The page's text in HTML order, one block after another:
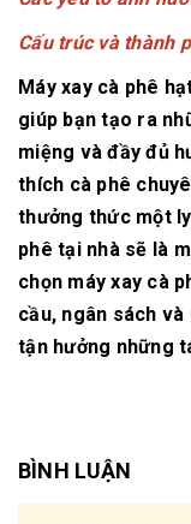
Cấu trúc và thành
Máy xay cà phê
giúp bạn tạo ra
miệng và đầy đủ
thích cà phê
thưởng thức một
phê tại nhà sẽ là
chọn máy xay cà
cầu, ngân sách
tận hưởng những
BÌNH LUẬN